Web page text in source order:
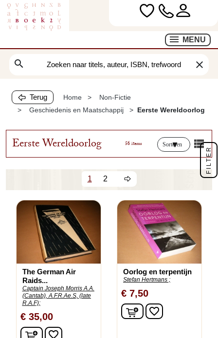
MENU
search clear
Terug Home
Non-Fictie
Geschiedenis en Maatschappij
Eerste Wereldoorlog
Eerste Wereldoorlog 56 items Sorteren
1 2
The German Air
Raids...
Captain Joseph Morris A.A.
(Cantab), A.F.R.Ae.S, (late
R.A.F);
€ 35,00
In winkelwagen
favorite_border
Oorlog en terpentijn
Stefan Hertmans ;
€ 7,50
In winkelwagen
favorite_border
FILTER